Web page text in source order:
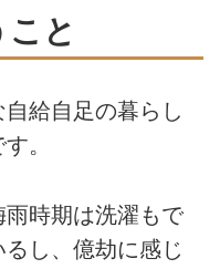
と
給自足の暮らし
。
時期は洗濯もで
し、億劫に感じ